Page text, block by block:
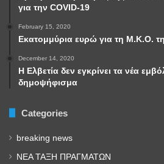
για την COVID-19
February 15, 2020
Εκατομμύρια ευρώ για τη Μ.Κ.Ο.
December 14, 2020
Η Ελβετία δεν εγκρίνει τα νέα
δημοψήφισμα
Categories
breaking news
NEA TAΞΗ ΠΡΑΓΜΑΤΩΝ